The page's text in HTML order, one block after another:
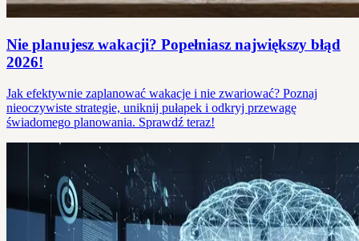
Nie planujesz wakacji? Popełniasz największy błąd
2026!
Jak efektywnie zaplanować wakacje i nie zwariować? Poznaj
nieoczywiste strategie, uniknij pułapek i odkryj przewagę
świadomego planowania. Sprawdź teraz!